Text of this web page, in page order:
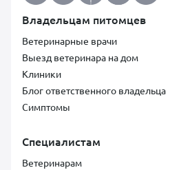
Владельцам питомцев
Ветеринарные врачи
Выезд ветеринара на дом
Клиники
Блог ответственного владельца
Симптомы
Специалистам
Ветеринарам